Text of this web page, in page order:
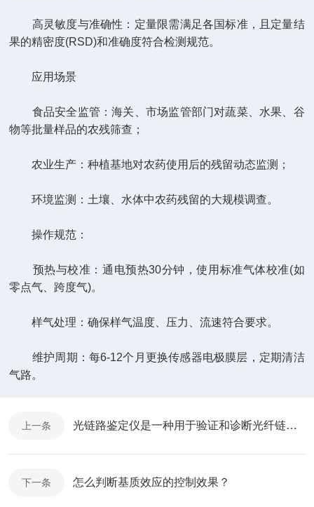
高灵敏度与准确性：定量限需满足各国标准，且定量结
果的精密度(RSD)和准确度符合检测规范。
应用场景
食品安全监管：海关、市场监管部门对蔬菜、水果、谷
物等批量样品的农残筛查；
农业生产：种植基地对农药使用后的残留动态监测；
环境监测：土壤、水体中农药残留的大规模调查。
操作规范：
预热与校准：通电预热30分钟，使用标准气体校准(如
零点气、跨度气)。
样气处理：确保样气温度、压力、流速符合要求。
维护周期：每6-12个月更换传感器电极膜层，定期清洁
气路。
上一条 光链路鉴定仪是一种用于验证和诊断光纤链路状况的高性能仪器
下一条 怎么判断基质效应的控制效果？